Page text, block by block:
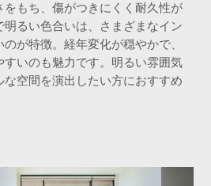
もち、傷がつきにくく耐久性が
るい色合いは、さまざまなイン
が特徴。経年変化が穏やかで、
いのも魅力です。明るい雰囲気
な空間を演出したい方におすすめ